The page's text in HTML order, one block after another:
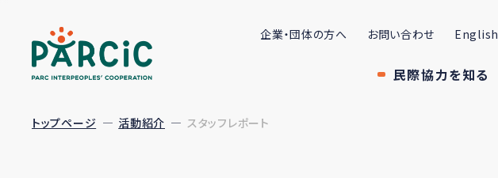
企業・団体の方へ お問い合わせ English
民際協力を知る
トップページ 活動紹介 スタッフレポート